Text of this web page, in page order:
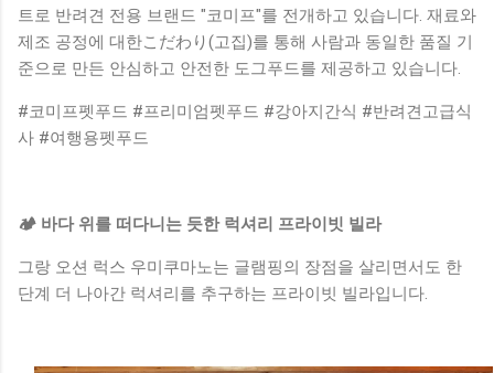
트로 반려견 전용 브랜드 "코미프"를 전개하고 있습니다. 재료와
제조 공정에 대한こだわり(고집)를 통해 사람과 동일한 품질 기
준으로 만든 안심하고 안전한 도그푸드를 제공하고 있습니다.
#코미프펫푸드 #프리미엄펫푸드 #강아지간식 #반려견고급식
사 #여행용펫푸드
🏕️ 바다 위를 떠다니는 듯한 럭셔리 프라이빗 빌라
그랑 오션 럭스 우미쿠마노는 글램핑의 장점을 살리면서도 한
단계 더 나아간 럭셔리를 추구하는 프라이빗 빌라입니다.